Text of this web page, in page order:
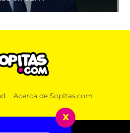
Acerca de Sopitas.com
x